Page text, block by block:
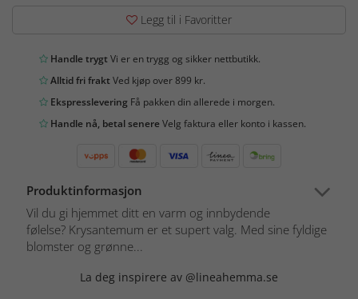
Legg til i Favoritter
Handle trygtVi er en trygg og sikker nettbutikk.
Alltid fri fraktVed kjøp over 899 kr.
Ekspresslevering Få pakken din allerede i morgen.
Handle nå, betal senereVelg faktura eller konto i kassen.
Produktinformasjon
Vil du gi hjemmet ditt en varm og innbydende
følelse? Krysantemum er et supert valg. Med sine fyldige
blomster og grønne...
La deg inspirere av @lineahemma.se